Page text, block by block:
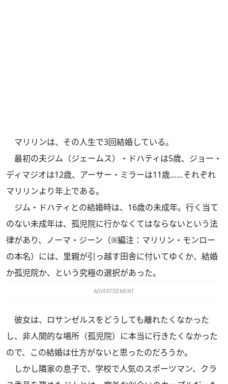
マリリンは、その人生で3回結婚している。
最初の夫ジム（ジェームス）・ドハティは5歳、ジョー・
ディマジオは12歳、アーサー・ミラーは11歳……それぞれ
マリリンより年上である。
ジム・ドハティとの結婚時は、16歳の未成年。行く当て
のない未成年は、孤児院に行かなくてはならないという法
律があり、ノーマ・ジーン（※編注：マリリン・モンロー
の本名）には、里親が引っ越す田舎に付いてゆくか、結婚
か孤児院か、という究極の選択があった。
ADVERTISEMENT
彼女は、ロサンゼルスをどうしても離れたくなかった
し、非人間的な場所（孤児院）に本当に行きたくなかった
ので、この結婚は仕方がないと思ったのだろうか。
しかし隣家の息子で、学校で人気のスポーツマン、クラ